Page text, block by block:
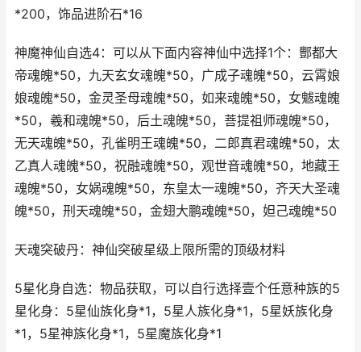
*200，饰品进阶石*16
神魔神仙自选4：可以从下面内容神仙中选择1个：酆都大
帝魂魄*50，九天玄女魂魄*50，广成子魂魄*50，云霄娘
娘魂魄*50，金灵圣母魂魄*50，如来魂魄*50，女魃魂魄
*50，羲和魂魄*50，后土魂魄*50，菩提祖师魂魄*50，
无天魂魄*50，孔雀明王魂魄*50，二郎真君魂魄*50，太
乙真人魂魄*50，祝融魂魄*50，观世音魂魄*50，地藏王
魂魄*50，女娲魂魄*50，东皇太一魂魄*50，齐天大圣魂
魄*50，刑天魂魄*50，金翅大鹏魂魄*50，妲己魂魄*50
天魂突破丹：神仙突破星级上限所需的顶级材料
5星化身自选：物品获取，可以自行选择壹个任意种族的5
星化身：5星仙族化身*1，5星人族化身*1，5星妖族化身
*1，5星神族化身*1，5星魔族化身*1